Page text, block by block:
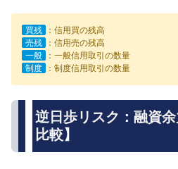
買残
：信用買の残高
売残
：信用売の残高
一般
：一般信用取引の数量
制度
：制度信用取引の数量
逆日歩リスク：融資
比較】